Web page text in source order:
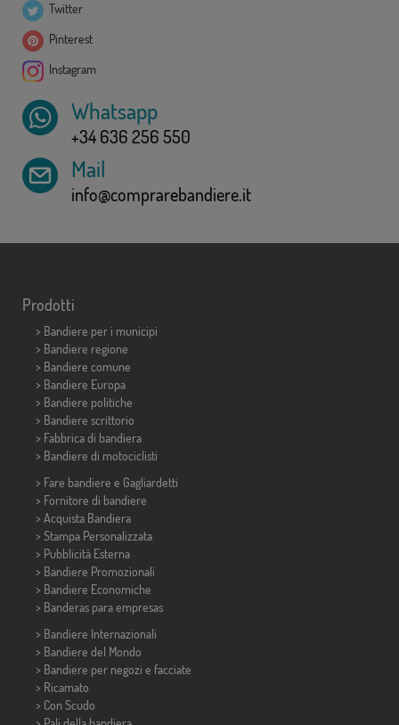
Twitter
Pinterest
Instagram
Whatsapp
+34 636 256 550
Mail
info@comprarebandiere.it
Prodotti
> Bandiere per i municipi
> Bandiere regione
> Bandiere comune
> Bandiere Europa
> Bandiere politiche
> Bandiere scrittorio
> Fabbrica di bandiera
> Bandiere di motociclisti
> Fare bandiere e Gagliardetti
> Fornitore di bandiere
> Acquista Bandiera
> Stampa Personalizzata
> Pubblicità Esterna
> Bandiere Promozionali
> Bandiere Economiche
> Banderas para empresas
> Bandiere Internazionali
> Bandiere del Mondo
> Bandiere per negozi e facciate
> Ricamato
> Con Scudo